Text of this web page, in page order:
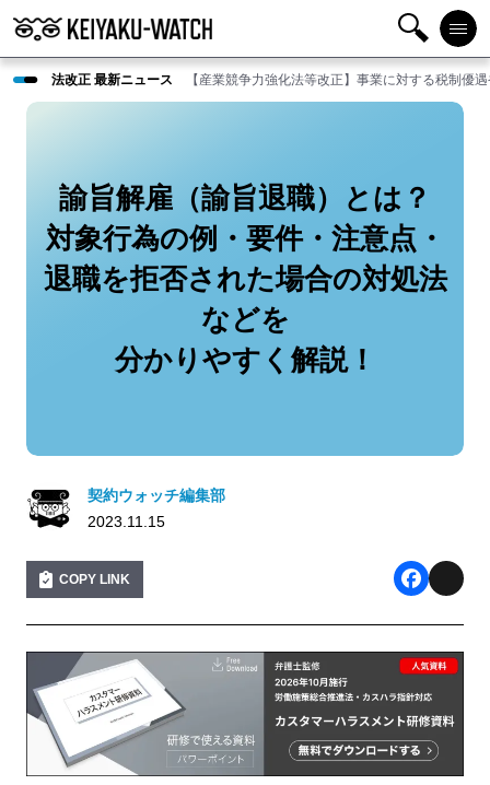
検
索
メニ
ュー
法改正 最新ニュース 【産業競争力強化法等改正】事業に対する税制優
諭旨解雇（諭旨退職）とは？
対象行為の例・要件・注意点・
退職を拒否された場合の対処法
などを
分かりやすく解説！
契約ウォッチ編集部
2023.11.15
COPY LINK
a
c
e
b